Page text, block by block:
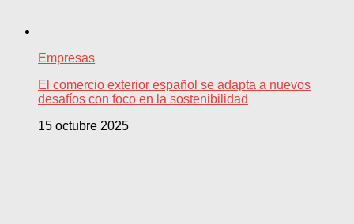
Empresas
El comercio exterior español se adapta a nuevos
desafíos con foco en la sostenibilidad
15 octubre 2025